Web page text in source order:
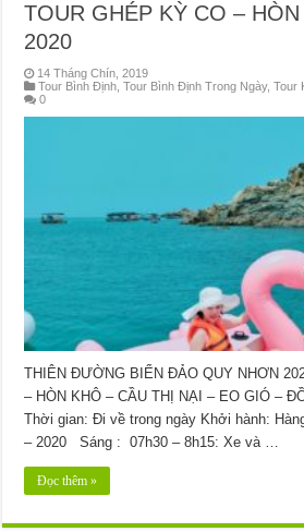
TOUR GHÉP KỲ CO –
2020
14 Tháng Chín, 2019
Tour Bình Định,Tour Bình Định Trong Ngày,Tour
0
THIÊN ĐƯỜNG BIỂN ĐẢO QUY NHƠN
– HÒN KHÔ – CẦU THỊ NẠI – EO GIÓ –
Thời gian: Đi về trong ngày Khởi hành:
– 2020 Sáng : 07h30 – 8h15: Xe và …
Đọc thêm »